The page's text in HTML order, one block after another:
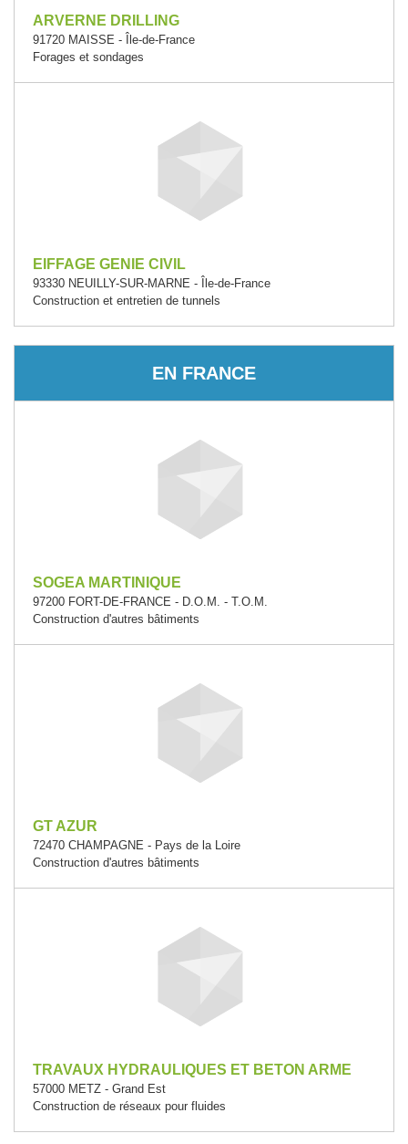
ARVERNE DRILLING
91720 MAISSE - Île-de-France
Forages et sondages
EIFFAGE GENIE CIVIL
93330 NEUILLY-SUR-MARNE - Île-de-France
Construction et entretien de tunnels
EN FRANCE
SOGEA MARTINIQUE
97200 FORT-DE-FRANCE - D.O.M. - T.O.M.
Construction d'autres bâtiments
GT AZUR
72470 CHAMPAGNE - Pays de la Loire
Construction d'autres bâtiments
TRAVAUX HYDRAULIQUES ET BETON ARME
57000 METZ - Grand Est
Construction de réseaux pour fluides